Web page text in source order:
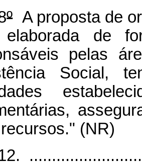
ºA proposta de
de
pelas
Social,
(NR)